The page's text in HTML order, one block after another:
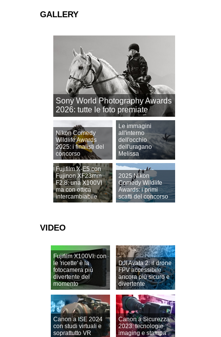
GALLERY
Sony World Photography Awards
2026: tutte le foto premiate
Nikon Comedy
Wildlife Awards
2025: i finalisti del
concorso
Le immagini
all'interno
dell'occhio
dell'uragano
Melissa
Fujifilm X-E5 con
Fujinon XF23mm
F2.8: una X100VI
ma con ottica
intercambiabile
2025 Nikon
Comedy Wildlife
Awards: i primi
scatti del concorso
VIDEO
Fujifilm X100VI: con
le 'ricette' è la
fotocamera più
divertente del
momento
DJI Avata 2: il drone
FPV accessibile
ancora più sicuro e
divertente
Canon a ISE 2024
con studi virtuali e
soprattutto VR
Canon a Sicurezza
2023: tecnologie
imaging e stampa